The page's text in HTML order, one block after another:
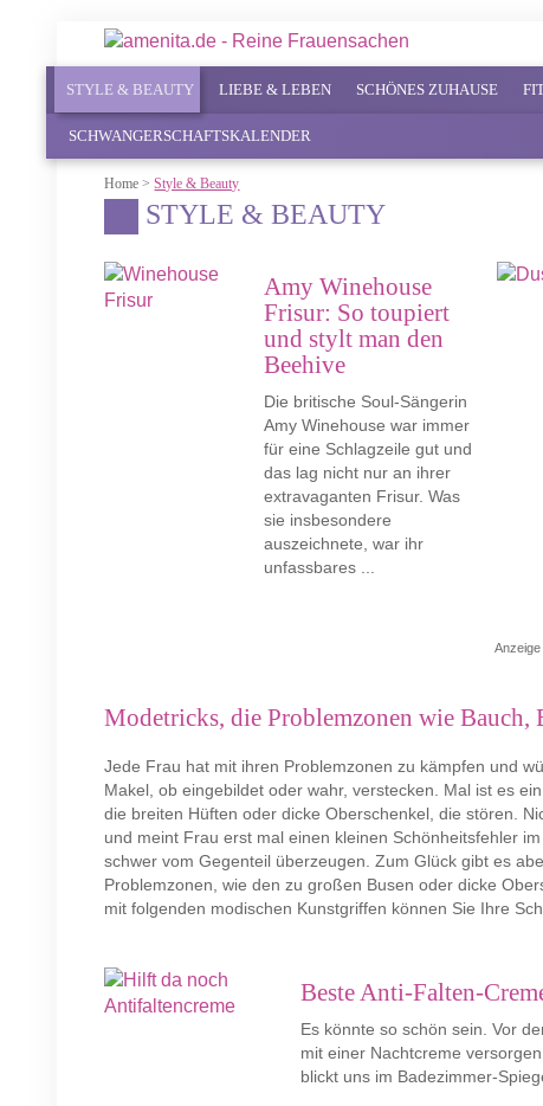
STYLE & BEAUTY LIEBE & LEBEN SCHÖNES ZUHAUSE
SCHWANGERSCHAFTSKALENDER
Home >Style & Beauty
STYLE & BEAUTY
Amy Winehouse
Frisur: So toupiert
und stylt man den
Beehive
Die britische Soul-Sängerin
Amy Winehouse war immer
für eine Schlagzeile gut und
das lag nicht nur an ihrer
extravaganten Frisur. Was
sie insbesondere
auszeichnete, war ihr
unfassbares ...
Anzeige
Modetricks, die Problemzonen wie Bauch,
Jede Frau hat mit ihren Problemzonen zu kämpfen und
Makel, ob eingebildet oder wahr, verstecken. Mal ist es
die breiten Hüften oder dicke Oberschenkel, die stören.
und meint Frau erst mal einen kleinen Schönheitsfehler
schwer vom Gegenteil überzeugen. Zum Glück gibt es
Problemzonen, wie den zu großen Busen oder dicke
mit folgenden modischen Kunstgriffen können Sie Ihre
Beste Anti-Falten-
Es könnte so schön sein. Vor
mit einer Nachtcreme
blickt uns im Badezimmer-